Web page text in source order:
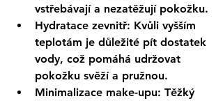
vstřebávají a nezatěžují pokožku.
Hydratace zevnitř: Kvůli vyšším
teplotám je důležité pít dostatek
vody, což pomáhá udržovat
pokožku svěží a pružnou.
Minimalizace make-upu: Těžký